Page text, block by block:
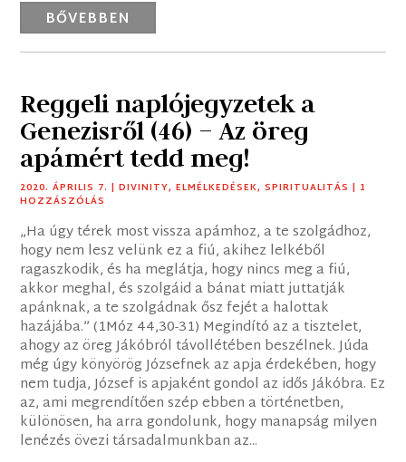
BŐVEBBEN
Reggeli naplójegyzetek a
Genezisről (46) – Az öreg
apámért tedd meg!
2020. ÁPRILIS 7. |DIVINITY,ELMÉLKEDÉSEK,SPIRITUALITÁS | 1
HOZZÁSZÓLÁS
„Ha úgy térek most vissza apámhoz, a te szolgádhoz,
hogy nem lesz velünk ez a fiú, akihez lelkéből
ragaszkodik, és ha meglátja, hogy nincs meg a fiú,
akkor meghal, és szolgáid a bánat miatt juttatják
apánknak, a te szolgádnak ősz fejét a halottak
hazájába.” (1Móz 44,30-31) Megindító az a tisztelet,
ahogy az öreg Jákóbról távollétében beszélnek. Júda
még úgy könyörög Józsefnek az apja érdekében, hogy
nem tudja, József is apjaként gondol az idős Jákóbra. Ez
az, ami megrendítően szép ebben a történetben,
különösen, ha arra gondolunk, hogy manapság milyen
lenézés övezi társadalmunkban az...